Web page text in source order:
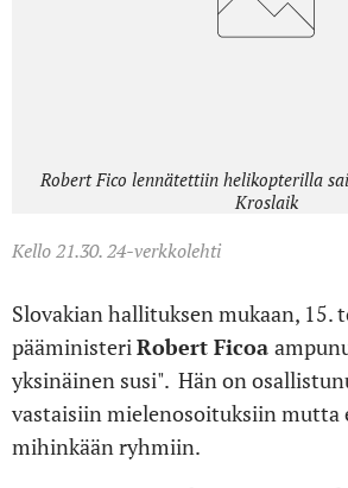
Robert Fico lennätettiin helikopterilla
Kroslaik
Kello 21.30. 24-verkkolehti
Slovakian hallituksen mukaan, 15.
pääministeri Robert Ficoa
yksinäinen susi". Hän on
vastaisiin mielenosoituksiin mutta
mihinkään ryhmiin.